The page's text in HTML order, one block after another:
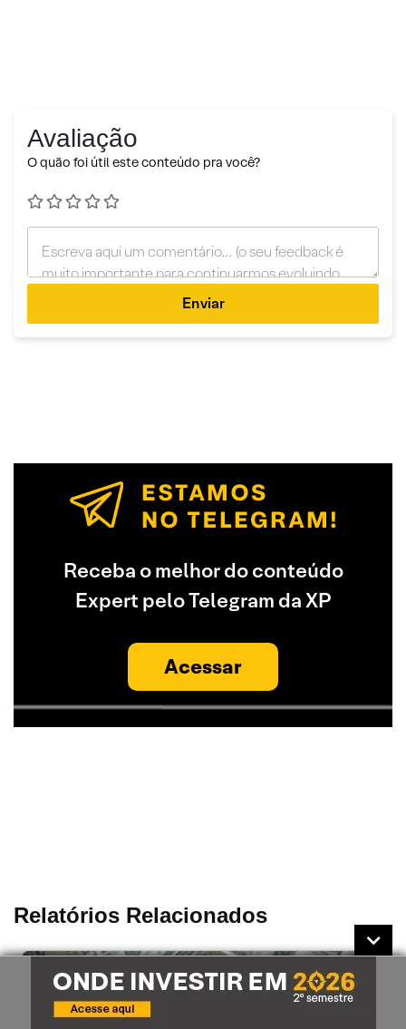
Avaliação
O quão foi útil este conteúdo pra você?
Enviar
Receba o melhor do conteúdo
Expert pelo Telegram da XP
Acessar
Relatórios Relacionados